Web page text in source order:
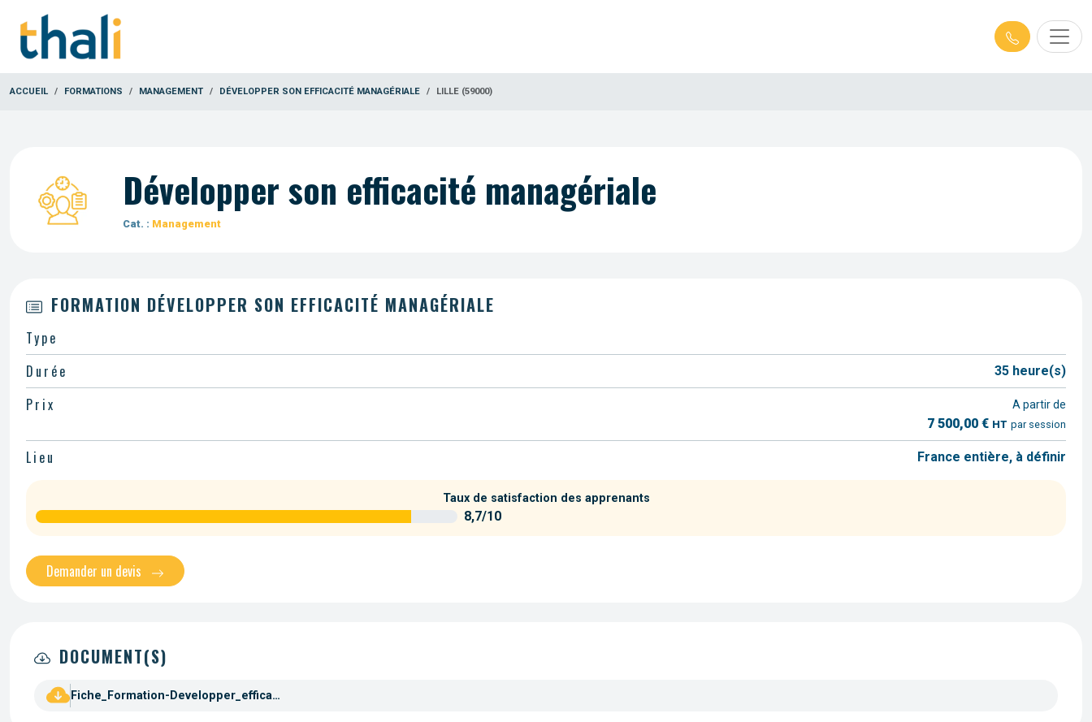
ACCUEIL FORMATIONS MANAGEMENT DÉVELOPPER SON EFFICACITÉ MANAGÉRIALE LILLE (59000)
Développer son efficacité managériale
Cat. : Management
FORMATION DÉVELOPPER SON EFFICACITÉ MANAGÉRIALE
Type
Durée
35 heure(s)
Prix A partir de
7 500,00 € HT par session
Lieu France entière, à définir
Taux de satisfaction des apprenants
8,7/10
Demander un devis
DOCUMENT(S)
Fiche_Formation-Developper_efficacite_manageriale.pdf